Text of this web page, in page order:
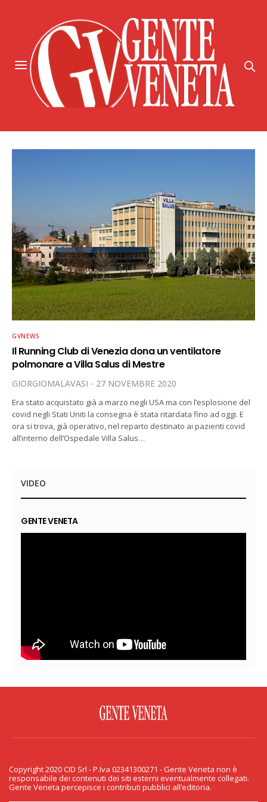
GVNEWS
Il Running Club di Venezia dona un ventilatore
polmonare a Villa Salus di Mestre
GIORGIOMALAVASI 27 NOVEMBRE 2020
Era stato acquistato già a marzo negli USA ma con l’esplosione del
covid negli Stati Uniti la consegna è stata ritardata fino ad oggi. E
ora si trova, già operativo, nel reparto destinato ai pazienti covid
all’interno dell’Ospedale Villa Salus…
VIDEO
GENTE VENETA
PRIVACY & COOKIE
Copyright 2020 CID Srl - P.Iva 02341300271 - Gente Veneta non è responsabile
dei contenuti dei siti esterni eventualmente collegati. Gente Veneta percepisce
Copyright 2020 CID Srl - P.Iva 02341300271 - Gente Veneta non è
responsabile dei contenuti dei siti esterni eventualmente collegati.
Gente Veneta percepisce i contributi pubblici all’editoria.